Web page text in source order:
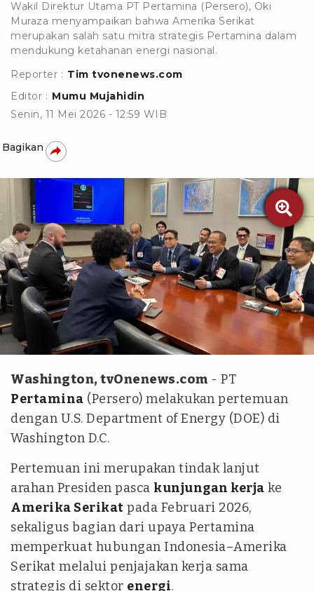
Wakil Direktur Utama PT Pertamina (Persero), Oki
Muraza menyampaikan bahwa Amerika Serikat
merupakan salah satu mitra strategis Pertamina dalam
mendukung ketahanan energi nasional.
Reporter : Tim tvonenews.com
Editor : Mumu Mujahidin
Senin, 11 Mei 2026 - 12:59 WIB
Bagikan

Istimewa
Washington, tvOnenews.com - PT
Pertamina (Persero) melakukan pertemuan
dengan U.S. Department of Energy (DOE) di
Washington D.C.
Pertemuan ini merupakan tindak lanjut
arahan Presiden pasca kunjungan kerja ke
Amerika Serikat pada Februari 2026,
sekaligus bagian dari upaya Pertamina
memperkuat hubungan Indonesia–Amerika
Serikat melalui penjajakan kerja sama
strategis di sektor energi.